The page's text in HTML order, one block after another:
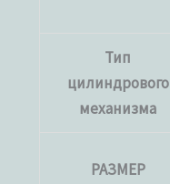
Тип
цилиндрового
механизма
РАЗМЕР